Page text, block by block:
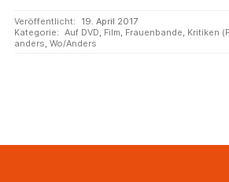
Veröffentlicht:
19. April 2017
Kategorie: Auf DVD, Film, Frauenbande, Kritiken
anders, Wo/Anders